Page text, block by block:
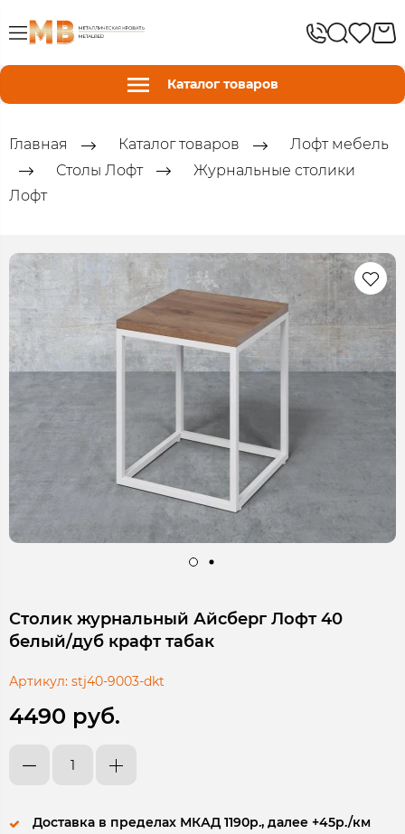
Каталог товаров
Главная Каталог товаров
Лофт мебель
Столы Лофт
Журнальные столики
Лофт
Столик журнальный Айсберг Лофт 40
белый/дуб крафт табак
Артикул: stj40-9003-dkt
4490 руб.
Доставка в пределах МКАД 1190р., далее +45р./км